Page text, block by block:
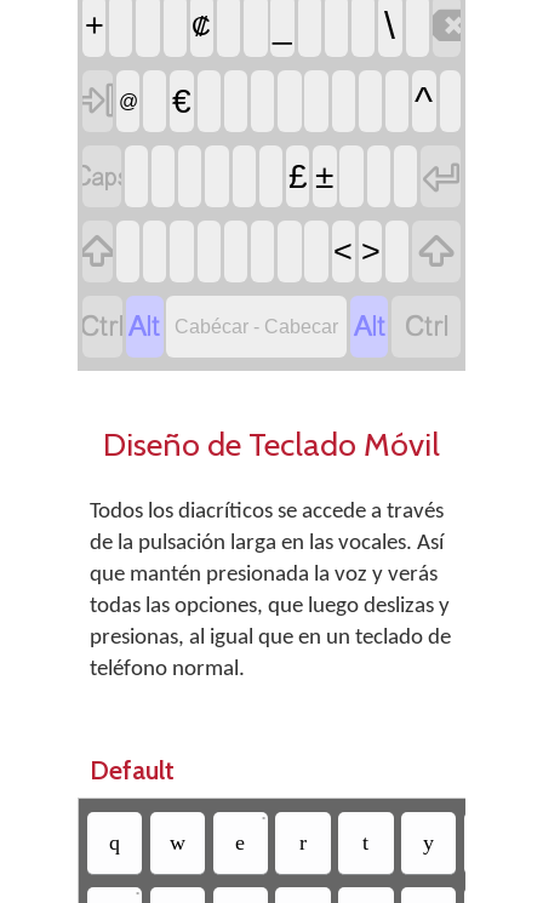
+ ₡ \

 @ € ^
 £ ±


< >

 Cabécar - Cabecar  
Diseño de Teclado Móvil
Todos los diacríticos se accede a través
de la pulsación larga en las vocales. Así
que mantén presionada la voz y verás
todas las opciones, que luego deslizas y
presionas, al igual que en un teclado de
teléfono normal.
Default
q w e
•
r t y
•